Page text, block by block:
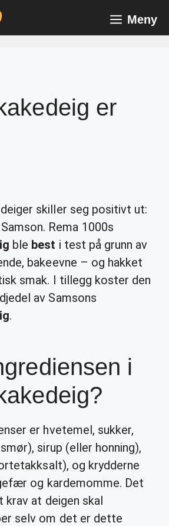
Meny
er
skiller seg positivt ut:
Rema 1000s
ble best i test på grunn av
bakeevne – og hakket
smak. I tillegg koster den
av Samsons
.
i
er hvetemel, sukker,
sirup (eller honning),
og krydderne
og kardemomme. Det
krav at deigen skal
selv om det er dette